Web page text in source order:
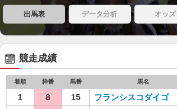
出馬表 データ分析 オッズ
競走成績
着順 枠番 馬番 馬名
1 8 15 フランシスコダイゴ